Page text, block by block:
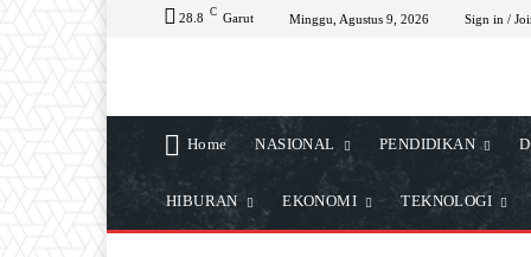
28.8 C Garut Minggu, Agustus 9, 2026 Sign in /
Home NASIONAL PENDIDIKAN
HIBURAN EKONOMI TEKNOLOGI